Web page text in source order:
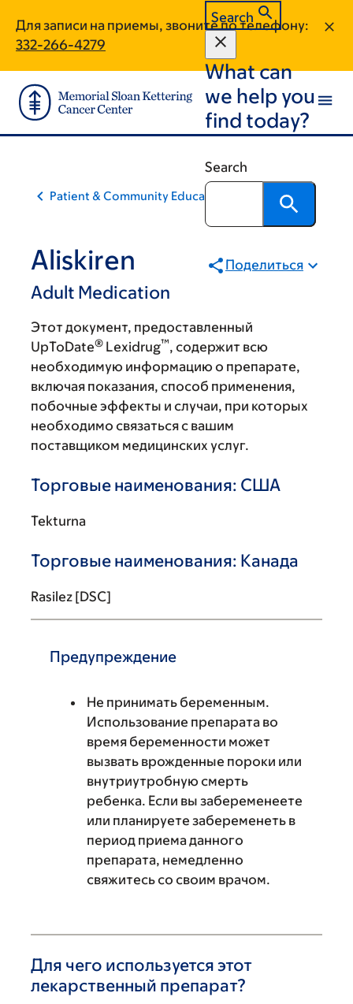
main
content
footer
Для записи на приемы, звоните по телефону:
332-266-4279
Search
What can
we help you
find today?
Search
Patient & Community Education
Aliskiren
Adult Medication
Поделиться
Этот документ, предоставленный
UpToDate® Lexidrug™, содержит всю
необходимую информацию о препарате,
включая показания, способ применения,
побочные эффекты и случаи, при которых
необходимо связаться с вашим
поставщиком медицинских услуг.
Торговые наименования: США
Tekturna
Торговые наименования: Канада
Rasilez [DSC]
Предупреждение
Не принимать беременным.
Использование препарата во
время беременности может
вызвать врожденные пороки или
внутриутробную смерть
ребенка. Если вы забеременеете
или планируете забеременеть в
период приема данного
препарата, немедленно
свяжитесь со своим врачом.
Для чего используется этот
лекарственный препарат?